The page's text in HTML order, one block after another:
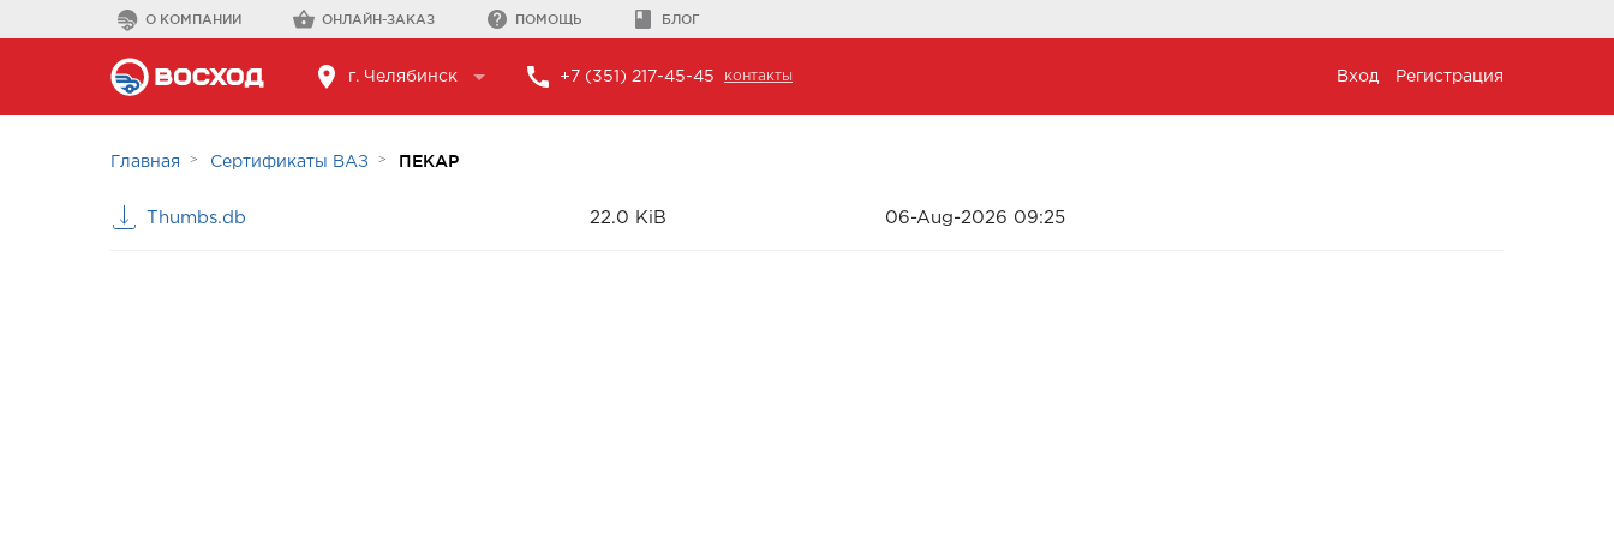
О КОМПАНИИ ОНЛАЙН-ЗАКАЗ ПОМОЩЬ БЛОГ
г. Челябинск +7 (351) 217-45-45 контакты Вход Регистрация
Главная Сертификаты ВАЗ ПЕКАР
Thumbs.db 22.0 KiB 06-Aug-2026 09:25